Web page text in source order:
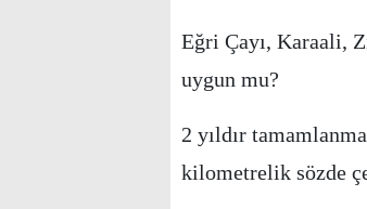
Eğri Çayı, Karaali,
uygun mu?
2 yıldır
kilometrelik sözde